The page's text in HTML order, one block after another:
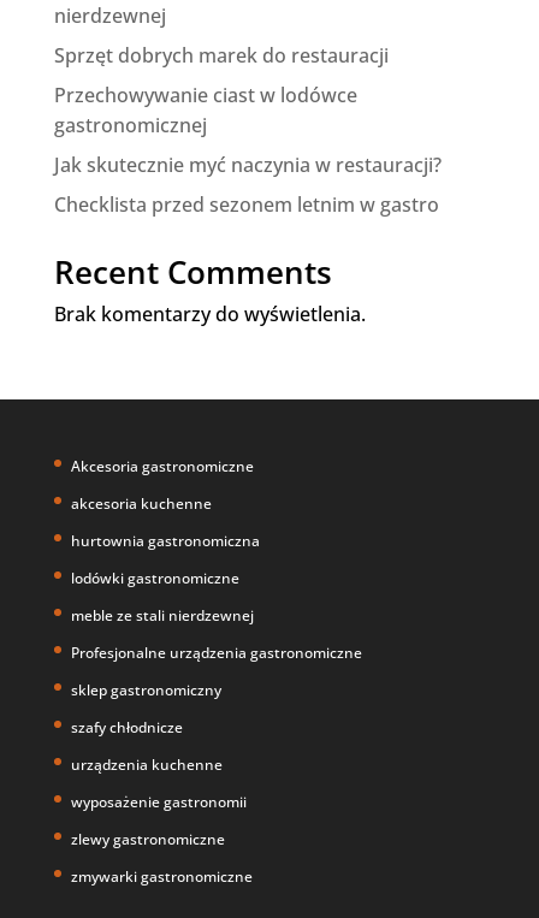
nierdzewnej
Sprzęt dobrych marek do restauracji
Przechowywanie ciast w lodówce
gastronomicznej
Jak skutecznie myć naczynia w restauracji?
Checklista przed sezonem letnim w gastro
Recent Comments
Brak komentarzy do wyświetlenia.
Akcesoria gastronomiczne
akcesoria kuchenne
hurtownia gastronomiczna
lodówki gastronomiczne
meble ze stali nierdzewnej
Profesjonalne urządzenia gastronomiczne
sklep gastronomiczny
szafy chłodnicze
urządzenia kuchenne
wyposażenie gastronomii
zlewy gastronomiczne
zmywarki gastronomiczne